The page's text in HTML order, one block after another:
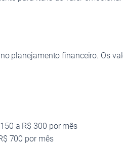
planejamento financeiro. Os
a R$ 300 por mês
700 por mês